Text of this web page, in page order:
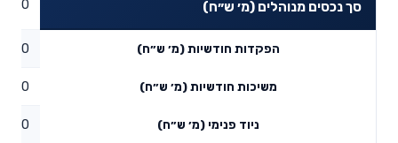
סך נכסים מנוהלים (מ׳ ש״ח) 0
הפקדות חודשיות (מ׳ ש״ח) 0
משיכות חודשיות (מ׳ ש״ח) 0
ניוד פנימי (מ׳ ש״ח) 0